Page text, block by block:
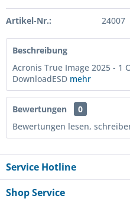
Artikel-Nr.: 24007
Beschreibung
Acronis True Image 2025 - 1
DownloadESD mehr
Bewertungen
0
Bewertungen lesen,
Service Hotline
Shop Service